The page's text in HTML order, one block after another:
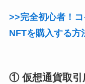
>>完全初心者！
NFTを購入する方
① 仮想通貨取引